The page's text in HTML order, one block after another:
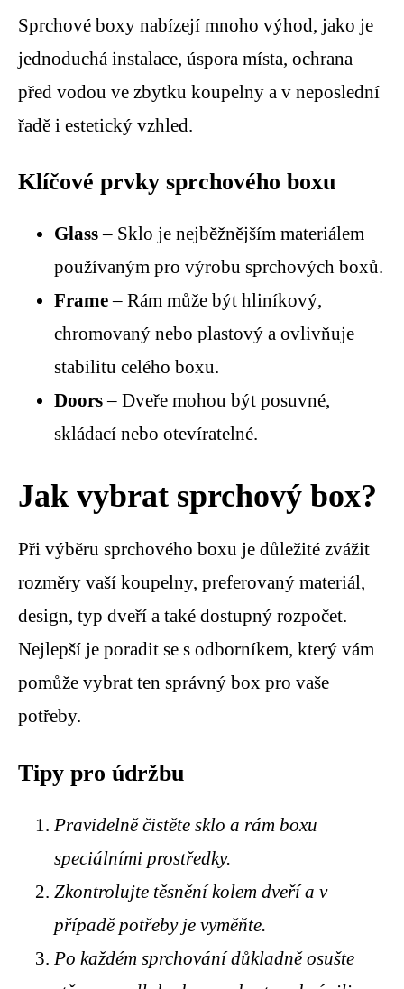
Sprchové boxy nabízejí mnoho výhod, jako je
jednoduchá instalace, úspora místa, ochrana
před vodou ve zbytku koupelny a v neposlední
řadě i estetický vzhled.
Klíčové prvky sprchového boxu
Glass– Sklo je nejběžnějším materiálem
používaným pro výrobu sprchových boxů.
Frame– Rám může být hliníkový,
chromovaný nebo plastový a ovlivňuje
stabilitu celého boxu.
Doors– Dveře mohou být posuvné,
skládací nebo otevíratelné.
Jak vybrat sprchový box?
Při výběru sprchového boxu je důležité zvážit
rozměry vaší koupelny, preferovaný materiál,
design, typ dveří a také dostupný rozpočet.
Nejlepší je poradit se s odborníkem, který vám
pomůže vybrat ten správný box pro vaše
potřeby.
Tipy pro údržbu
Pravidelně čistěte sklo a rám boxu
speciálními prostředky.
Zkontrolujte těsnění kolem dveří a v
případě potřeby je vyměňte.
Po každém sprchování důkladně osušte